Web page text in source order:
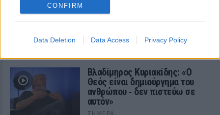
CONFIRM
Data Deletion Data Access Privacy Policy
O Γιώργος Παράσχος ξανά στο νοσοκομείο για
θεραπεία κατά του καρκίνου
χάρισε ένα μεγάλο χαμόγελο στους followers του
Βλαδίμηρος Κυριακίδης: «Ο
Θεός είναι δημιούργημα του
ανθρώπου ‑ δεν πιστεύω σε
αυτόν»
ΣΉΜΕΡΑ